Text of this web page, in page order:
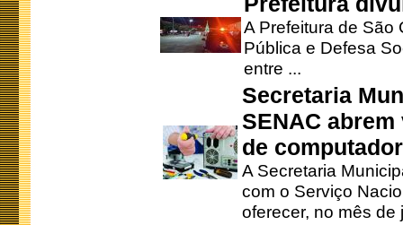
A Prefeitura de São
Pública e Defesa
entre ...
Secretaria
SENAC
de
A Secretaria
com o Serviço
oferecer, no mês de